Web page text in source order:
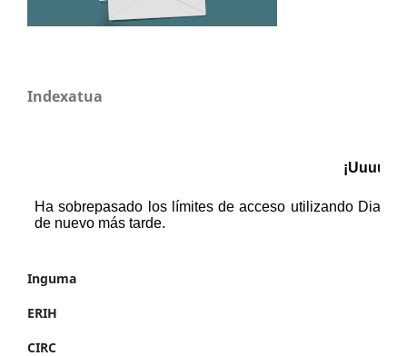
Indexatua
Inguma
ERIH
CIRC